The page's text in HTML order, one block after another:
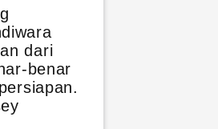
dari
benar